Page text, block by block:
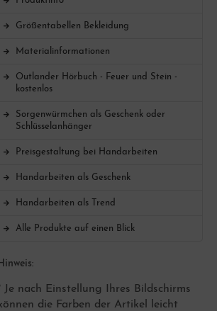
Größentabellen Bekleidung
Materialinformationen
Outlander Hörbuch - Feuer und Stein -
kostenlos
Sorgenwürmchen als Geschenk oder
Schlüsselanhänger
Preisgestaltung bei Handarbeiten
Handarbeiten als Geschenk
Handarbeiten als Trend
Alle Produkte auf einen Blick
Hinweis:
Je nach Einstellung Ihres Bildschirms
können die Farben der Artikel leicht